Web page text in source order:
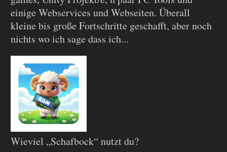
einige Webservices und Webseiten. Überall
kleine bis große Fortschritte geschafft, aber noch
nichts wo ich sage dass ich...
Wieviel „Schafbock“ nutzt du?